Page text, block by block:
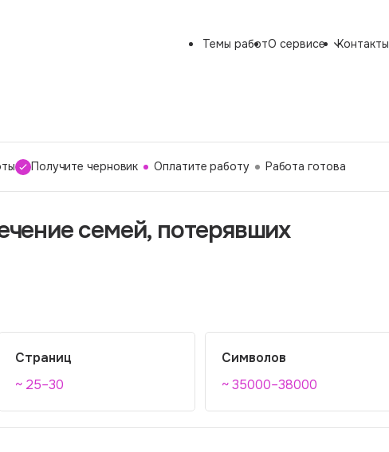
Темы работО сервисе Контакты
Получите черновик Оплатите работу Работа готова
семей, потерявших
Страниц
~ 25–30
Символов
~ 35000–38000